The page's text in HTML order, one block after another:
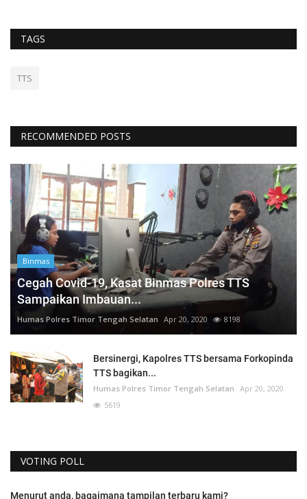
TAGS
TTS
RECOMMENDED POSTS
Binmas
Cegah Covid-19, Kasat Binmas Polres TTS
Sampaikan Imbauan...
Humas Polres Timor Tengah Selatan Apr 20, 2020 8198
Bersinergi, Kapolres TTS bersama Forkopinda
TTS bagikan...
Humas Polres Timor Tengah Selatan Apr 20, 2020
5619
VOTING POLL
Menurut anda, bagaimana tampilan terbaru kami?